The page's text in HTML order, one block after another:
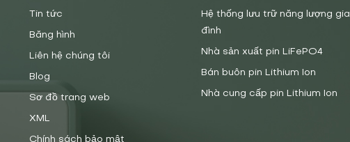
Tin tức
Băng hình
Liên hệ chúng tôi
Blog
Sơ đồ trang web
XML
Chính sách bảo mật
Hệ thống lưu trữ năng lượng gia
đình
Nhà sản xuất pin LiFePO4
Bán buôn pin Lithium Ion
Nhà cung cấp pin Lithium Ion